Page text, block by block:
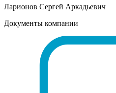
Ларионов Сергей Аркадьевич
Документы компании